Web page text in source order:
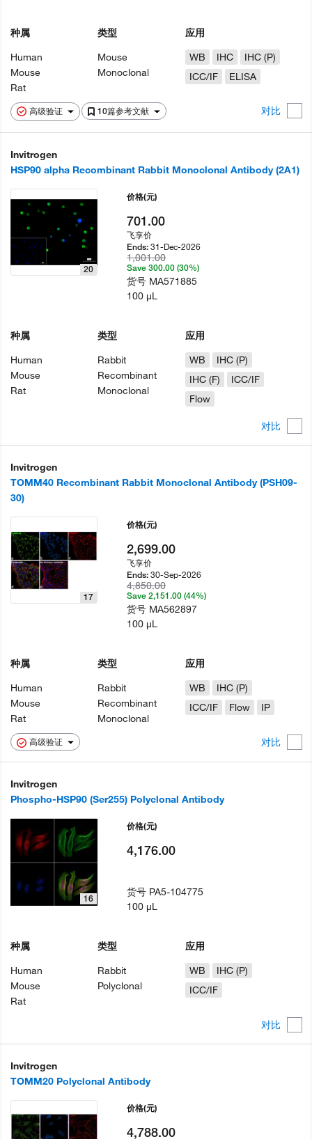
高级验证 10篇参考文献 对比
种属
Human
Mouse
Rat
类型
Mouse
Monoclonal
应用
WB
IHC
IHC (P)
ICC/IF
ELISA
Invitrogen
HSP90 alpha Recombinant Rabbit Monoclonal Antibody (2A1)
对比
20
种属
Human
Mouse
Rat
类型
Rabbit
Recombinant
Monoclonal
应用
WB
IHC (P)
IHC (F)
ICC/IF
Flow
价格(元)
701.00
飞享价
Ends:31-Dec-2026
1,001.00
Save 300.00 (30%)
货号 MA571885
100 µL
Invitrogen
TOMM40 Recombinant Rabbit Monoclonal Antibody (PSH09-
30)
高级验证 对比
17
种属
Human
Mouse
Rat
类型
Rabbit
Recombinant
Monoclonal
应用
WB
IHC (P)
ICC/IF
Flow IP
价格(元)
2,699.00
飞享价
Ends:30-Sep-2026
4,850.00
Save 2,151.00 (44%)
货号 MA562897
100 µL
Invitrogen
Phospho-HSP90 (Ser255) Polyclonal Antibody
对比
16
种属
Human
Mouse
Rat
类型
Rabbit
Polyclonal
应用
WB
IHC (P)
ICC/IF
价格(元)
4,176.00
货号 PA5-104775
100 µL
Invitrogen
TOMM20 Polyclonal Antibody
价格(元)
4,788.00